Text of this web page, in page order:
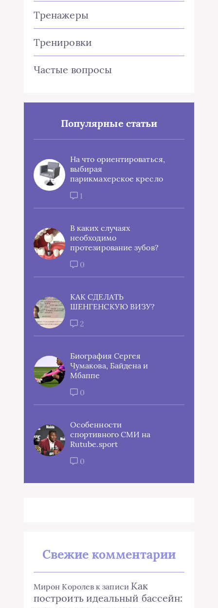
Тренажеры
Тренировки
Частые вопросы
Популярные статьи
На что ориентироваться,
выбирая
парикмахерское кресло
1
В каких случаях
необходимо
протезирование зубов?
0
КАК СДЕЛАТЬ
ШЕНГЕНСКУЮ ВИЗУ?
2
Биография Сергея
Чумакова, Байдена и
Мбаппе
0
Особенности
спортивного СМИ на
Rutube.sport
0
Свежие комментарии
Мирон Королев к записи Как
построить идеальный бассейн: